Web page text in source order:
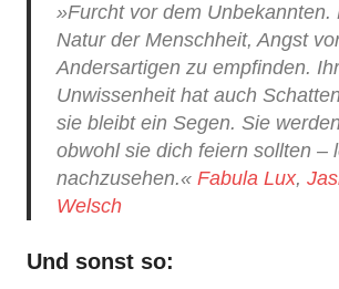
»Furcht vor dem Unbekannten.
Natur der Menschheit, Angst
Andersartigen zu empfinden.
Unwissenheit hat auch
sie bleibt ein Segen. Sie
obwohl sie dich feiern sollten –
nachzusehen.« Fabula Lux,
Welsch
Und sonst so: